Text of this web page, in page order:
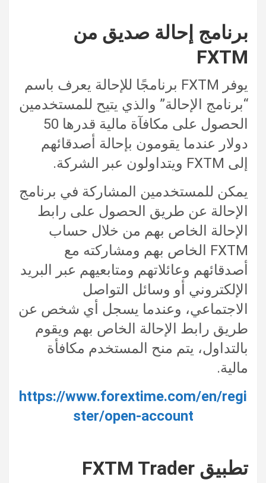
برنامج إحالة صديق من
FXTM
يوفر FXTM برنامجًا للإحالة يعرف باسم
“برنامج الإحالة” والذي يتيح للمستخدمين
الحصول على مكافآة مالية قدرها 50
دولار عندما يقومون بإحالة أصدقائهم
إلى FXTM ويتداولون عبر الشركة.
يمكن للمستخدمين المشاركة في برنامج
الإحالة عن طريق الحصول على رابط
الإحالة الخاص بهم من خلال حساب
FXTM الخاص بهم ومشاركته مع
أصدقائهم وعائلاتهم ومتابعيهم عبر البريد
الإلكتروني أو وسائل التواصل
الاجتماعي، وعندما يسجل أي شخص عن
طريق رابط الإحالة الخاص بهم ويقوم
بالتداول، يتم منح المستخدم مكافأة
مالية.
https://www.forextime.com/en/regi
ster/open-account
تطبيق FXTM Trader